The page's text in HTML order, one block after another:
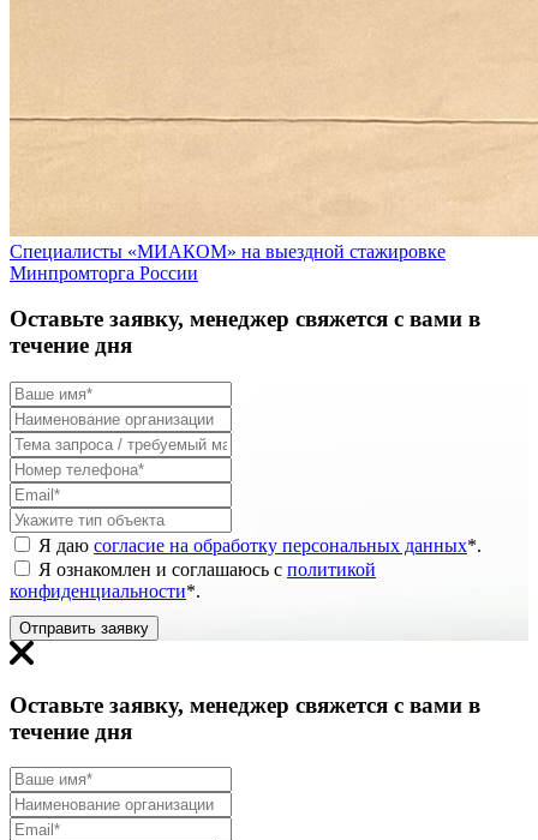
Специалисты «МИАКОМ» на выездной стажировке
Минпромторга России
Оставьте заявку, менеджер свяжется с вами в
течение дня
Я даю согласие на обработку персональных данных*.
Я ознакомлен и соглашаюсь с политикой
конфиденциальности*.
Отправить заявку
Оставьте заявку, менеджер свяжется с вами в
течение дня